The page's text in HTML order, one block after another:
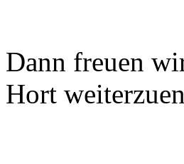
Dann freuen
Hort